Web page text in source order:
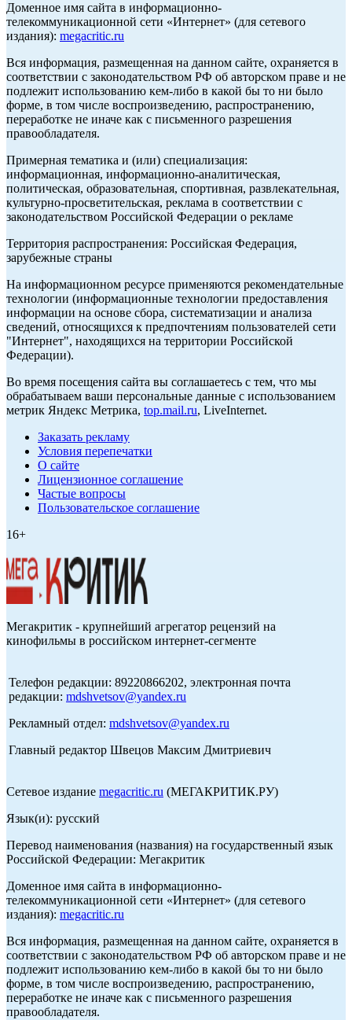
Доменное имя сайта в информационно-
телекоммуникационной сети «Интернет» (для сетевого
издания): megacritic.ru
Вся информация, размещенная на данном сайте, охраняется в
соответствии с законодательством РФ об авторском праве и не
подлежит использованию кем-либо в какой бы то ни было
форме, в том числе воспроизведению, распространению,
переработке не иначе как с письменного разрешения
правообладателя.
Примерная тематика и (или) специализация:
информационная, информационно-аналитическая,
политическая, образовательная, спортивная, развлекательная,
культурно-просветительская, реклама в соответствии с
законодательством Российской Федерации о рекламе
Территория распространения: Российская Федерация,
зарубежные страны
На информационном ресурсе применяются рекомендательные
технологии (информационные технологии предоставления
информации на основе сбора, систематизации и анализа
сведений, относящихся к предпочтениям пользователей сети
"Интернет", находящихся на территории Российской
Федерации).
Во время посещения сайта вы соглашаетесь с тем, что мы
обрабатываем ваши персональные данные с использованием
метрик Яндекс Метрика, top.mail.ru, LiveInternet.
Заказать рекламу
Условия перепечатки
О сайте
Лицензионное соглашение
Частые вопросы
Пользовательское соглашение
16+
Мегакритик - крупнейший агрегатор рецензий на
кинофильмы в российском интернет-сегменте
Телефон редакции: 89220866202, электронная почта
редакции: mdshvetsov@yandex.ru
Рекламный отдел: mdshvetsov@yandex.ru
Главный редактор Швецов Максим Дмитриевич
Сетевое издание megacritic.ru (МЕГАКРИТИК.РУ)
Язык(и): русский
Перевод наименования (названия) на государственный язык
Российской Федерации: Мегакритик
Доменное имя сайта в информационно-
телекоммуникационной сети «Интернет» (для сетевого
издания): megacritic.ru
Вся информация, размещенная на данном сайте, охраняется в
соответствии с законодательством РФ об авторском праве и не
подлежит использованию кем-либо в какой бы то ни было
форме, в том числе воспроизведению, распространению,
переработке не иначе как с письменного разрешения
правообладателя.